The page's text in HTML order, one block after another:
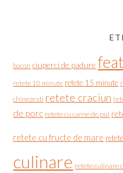
bacon ciuperci de padure feat
retete 10 minute retete 15 minute
chinezesti retete craciun
de porc retete cu carne de pui
retete cu fructe de mare
culinare retete culinare